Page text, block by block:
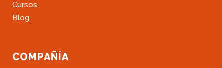
Cursos
Blog
COMPAÑÍA